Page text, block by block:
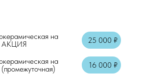
25 000 ₽
на
АКЦИЯ
16 000 ₽
на